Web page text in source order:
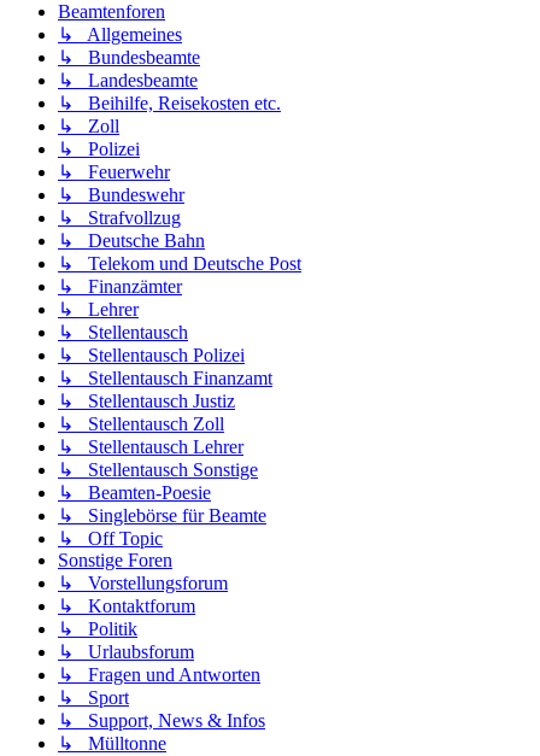
Beamtenforen
↳ Allgemeines
↳ Bundesbeamte
↳ Landesbeamte
↳ Beihilfe, Reisekosten etc.
↳ Zoll
↳ Polizei
↳ Feuerwehr
↳ Bundeswehr
↳ Strafvollzug
↳ Deutsche Bahn
↳ Telekom und Deutsche Post
↳ Finanzämter
↳ Lehrer
↳ Stellentausch
↳ Stellentausch Polizei
↳ Stellentausch Finanzamt
↳ Stellentausch Justiz
↳ Stellentausch Zoll
↳ Stellentausch Lehrer
↳ Stellentausch Sonstige
↳ Beamten-Poesie
↳ Singlebörse für Beamte
↳ Off Topic
Sonstige Foren
↳ Vorstellungsforum
↳ Kontaktforum
↳ Politik
↳ Urlaubsforum
↳ Fragen und Antworten
↳ Sport
↳ Support, News & Infos
↳ Mülltonne